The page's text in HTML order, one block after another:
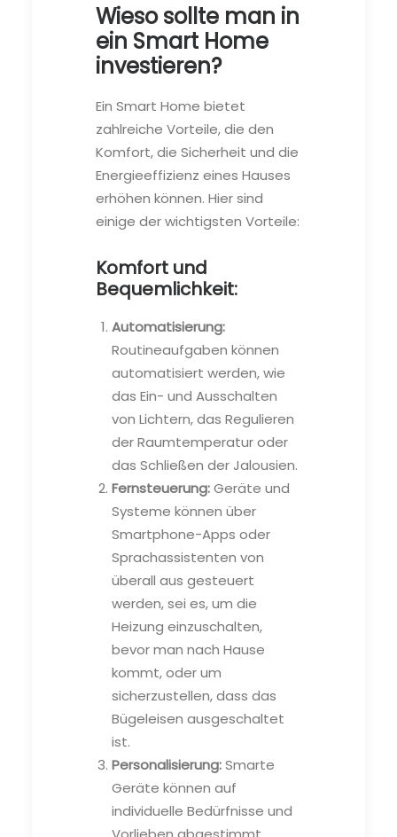
Wieso sollte man in
ein Smart Home
investieren?
Ein Smart Home bietet
zahlreiche Vorteile, die den
Komfort, die Sicherheit und die
Energieeffizienz eines Hauses
erhöhen können. Hier sind
einige der wichtigsten Vorteile:
Komfort und
Bequemlichkeit:
Automatisierung:
Routineaufgaben können
automatisiert werden, wie
das Ein- und Ausschalten
von Lichtern, das Regulieren
der Raumtemperatur oder
das Schließen der Jalousien.
Fernsteuerung:Geräte und
Systeme können über
Smartphone-Apps oder
Sprachassistenten von
überall aus gesteuert
werden, sei es, um die
Heizung einzuschalten,
bevor man nach Hause
kommt, oder um
sicherzustellen, dass das
Bügeleisen ausgeschaltet
ist.
Personalisierung:Smarte
Geräte können auf
individuelle Bedürfnisse und